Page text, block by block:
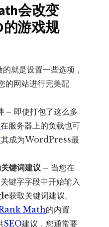
会改变
的游戏规
就是设置一些选项，
网站进行完美配
– 即使打包了这么多
在服务器上的负载也可
其成为WordPress最
键词建议 – 当您在
键字字段中开始输入
获取关键词建议。
Math的内置
SEO建议，您通常要